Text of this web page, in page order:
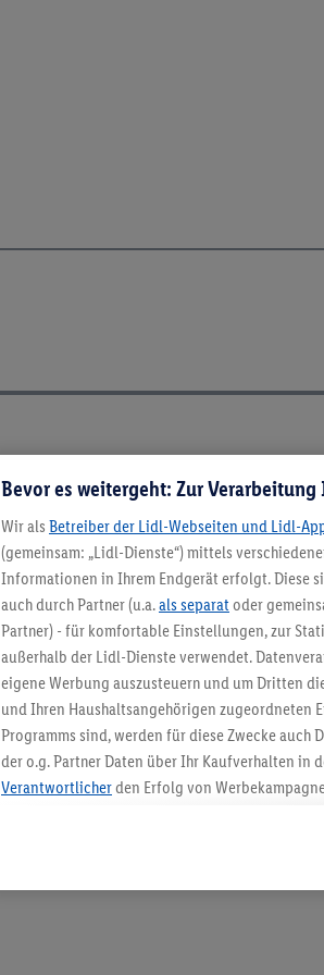
Bevor es weitergeht: Zur Verarbeitung
Wir als Betreiber der Lidl-Webseiten und Lidl-
(gemeinsam: „Lidl-Dienste“) mittels
Informationen in Ihrem Endgerät erfolgt. Diese
auch durch Partner (u.a.als separat oder
Partner) - für komfortable Einstellungen, zur
außerhalb der Lidl-Dienste verwendet.
eigene Werbung auszusteuern und um Dritten
und Ihren Haushaltsangehörigen zugeordneten
Programms sind, werden für diese Zwecke
der o.g. Partner Daten über Ihr Kaufverhalten in
Verantwortlicherden Erfolg von
angereicherten Profilen. Dies umfasst die
Kaufverhalten in den Lidl-Diensten,
genauen Standortdaten) auch über